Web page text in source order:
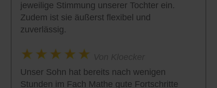
jeweilige Stimmung unserer Tochter ein.
Zudem ist sie äußerst flexibel und
zuverlässig.
Unser Sohn hat bereits nach wenigen
Stunden im Fach Mathe gute Fortschritte